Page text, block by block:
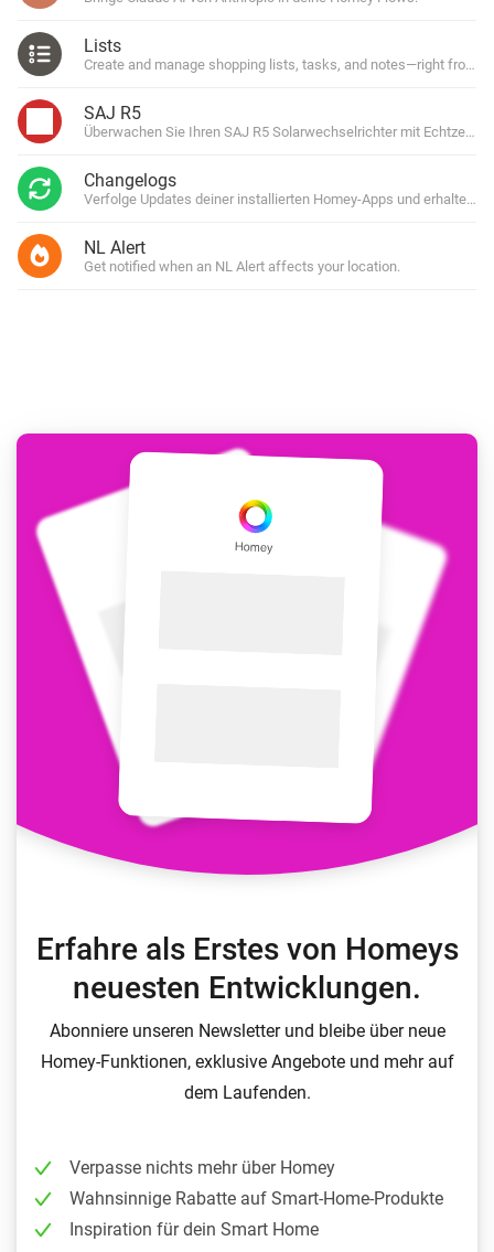
Lists
Create and manage shopping lists, tasks, and notes—right from
SAJ R5
Überwachen Sie Ihren SAJ R5 Solarwechselrichter mit Echtzeit-
Changelogs
Verfolge Updates deiner installierten Homey-Apps und erhalte
NL Alert
Get notified when an NL Alert affects your location.
Erfahre als Erstes von Homeys
neuesten Entwicklungen.
Abonniere unseren Newsletter und bleibe über neue
Homey-Funktionen, exklusive Angebote und mehr auf
dem Laufenden.
Verpasse nichts mehr über Homey
Wahnsinnige Rabatte auf Smart-Home-Produkte
Inspiration für dein Smart Home